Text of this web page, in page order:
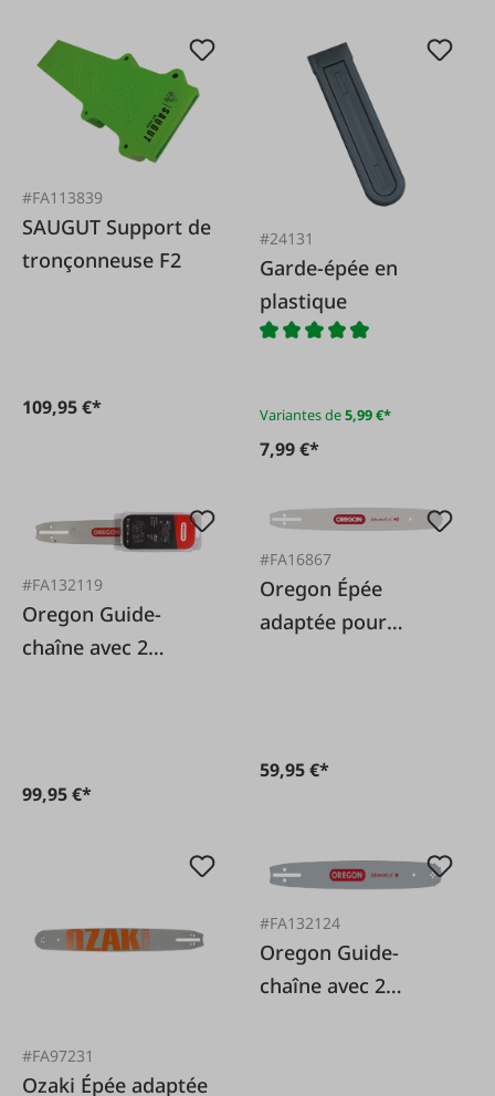
#FA113839
SAUGUT Support de
tronçonneuse F2
109,95 €*
#24131
Garde-épée en
plastique
Variantes de5,99 €*
7,99 €*
#FA132119
Oregon Guide-
chaîne avec 2
99,95 €*
#FA16867
Oregon Épée
adaptée pour
59,95 €*
#FA97231
Ozaki Épée adaptée
#FA132124
Oregon Guide-
chaîne avec 2